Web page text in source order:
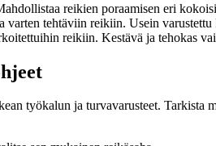
reikien poraamisen eri
varten tehtäviin reikiin. Usein varustettu
reikiin. Kestävä ja tehokas
työkalun ja turvavarusteet.